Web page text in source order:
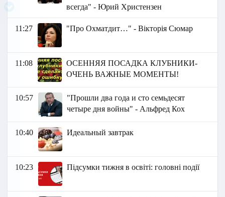
всегда" - Юрий Христензен
11:27 "Про Охматдит…" - Вікторія Сюмар
11:08
ОСЕННЯЯ ПОСАДКА КЛУБНИКИ-
ОЧЕНЬ ВАЖНЫЕ МОМЕНТЫ!
10:57
"Прошли два года и сто семьдесят
четыре дня войны" - Альфред Кох
10:40 Идеальный завтрак
10:23 Підсумки тижня в освіті: головні події